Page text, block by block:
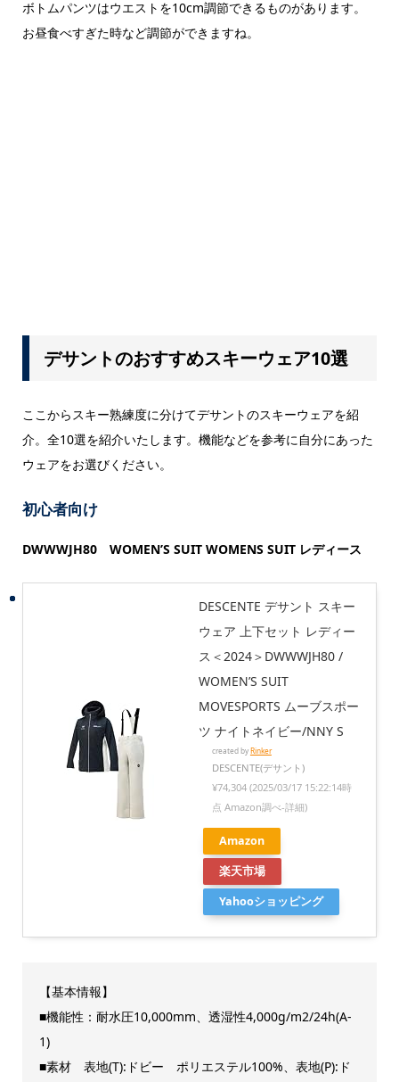
ボトムパンツはウエストを10cm調節できるものがあります。
お昼食べすぎた時など調節ができますね。
デサントのおすすめスキーウェア10選
ここからスキー熟練度に分けてデサントのスキーウェアを紹
介。全10選を紹介いたします。機能などを参考に自分にあった
ウェアをお選びください。
初心者向け
DWWWJH80 WOMEN’S SUITWOMENS SUIT レディース
DESCENTE デサント スキー
ウェア 上下セット レディー
ス＜2024＞DWWWJH80 /
WOMEN’S SUIT
MOVESPORTS ムーブスポー
ツ ナイトネイビー/NNY S
created by Rinker
DESCENTE(デサント)
¥74,304 (2025/03/17 15:22:14時
点 Amazon調べ-詳細)
Amazon
楽天市場
Yahooショッピング
【基本情報】
■機能性：耐水圧10,000mm、透湿性4,000g/m2/24h(A-
1)
■素材 表地(T):ドビー ポリエステル100%、表地(P):ド